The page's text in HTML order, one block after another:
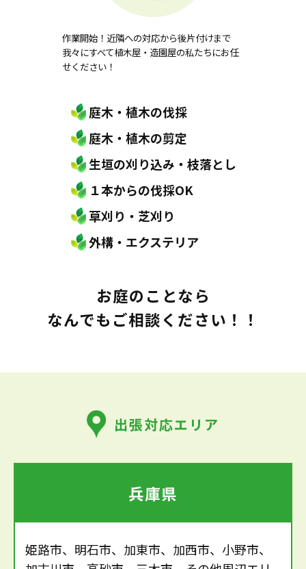
作業開始！近隣への対応から後片付けまで
我々にすべて植木屋・造園屋の私たちにお任
せください！
庭木・植木の伐採
庭木・植木の剪定
生垣の刈り込み・枝落とし
１本からの伐採OK
草刈り・芝刈り
外構・エクステリア
お庭のことなら
なんでもご相談ください！！
出張対応エリア
兵庫県
姫路市、明石市、加東市、加西市、小野市、